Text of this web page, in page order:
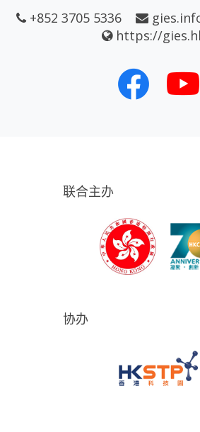
+852 3705 5336
https://
联合主办
协办